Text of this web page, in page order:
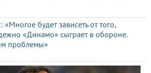
будет зависеть от того,
«Динамо» сыграет в обороне.
проблемы»